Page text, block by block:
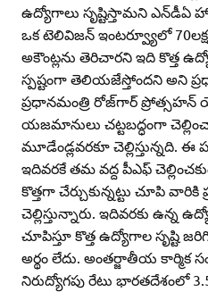
ఉద్యోగాలు సృష్టిస్తామని ఎన్‌డీఏ
ఒక టెలివిజన్‌ ఇంటర్వ్యూలో
అకౌంట్లను తెరిచారని ఇది కొత్త
స్పష్టంగా తెలియజేస్తోందని అని
ప్రధానమంత్రి రోజ్‌గార్‌ ప్రోత్సహన్‌
యజమానులు చట్టబద్ధంగా
మూడేండ్లవరకూ చెల్లిస్తున్నది.
ఇదివరకే తమ వద్ద పీఎఫ్‌
కొత్తగా చేర్చుకున్నట్టు చూపి
చెల్లిస్తున్నారు. ఇదివరకు ఉన్న
చూపిస్తూ కొత్త ఉద్యోగాల సృష్టి
అర్థం లేదు. అంతర్జాతీయ కార్మిక
నిరుద్యోగపు రేటు భారతదేశంలో